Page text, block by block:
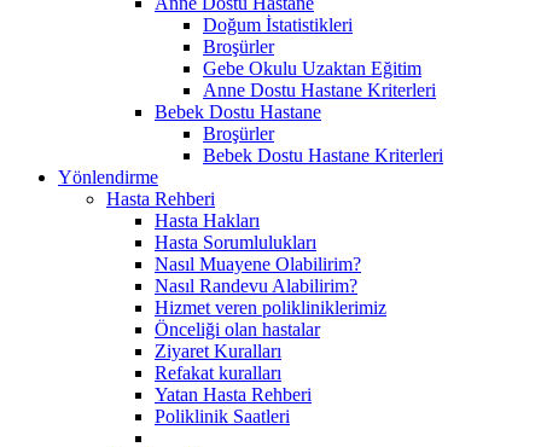
Doğum İstatistikleri
Broşürler
Gebe Okulu Uzaktan Eğitim
Anne Dostu Hastane Kriterleri
Bebek Dostu Hastane
Broşürler
Bebek Dostu Hastane Kriterleri
Yönlendirme
Hasta Rehberi
Hasta Hakları
Hasta Sorumlulukları
Nasıl Muayene Olabilirim?
Nasıl Randevu Alabilirim?
Hizmet veren polikliniklerimiz
Önceliği olan hastalar
Ziyaret Kuralları
Refakat kuralları
Yatan Hasta Rehberi
Poliklinik Saatleri